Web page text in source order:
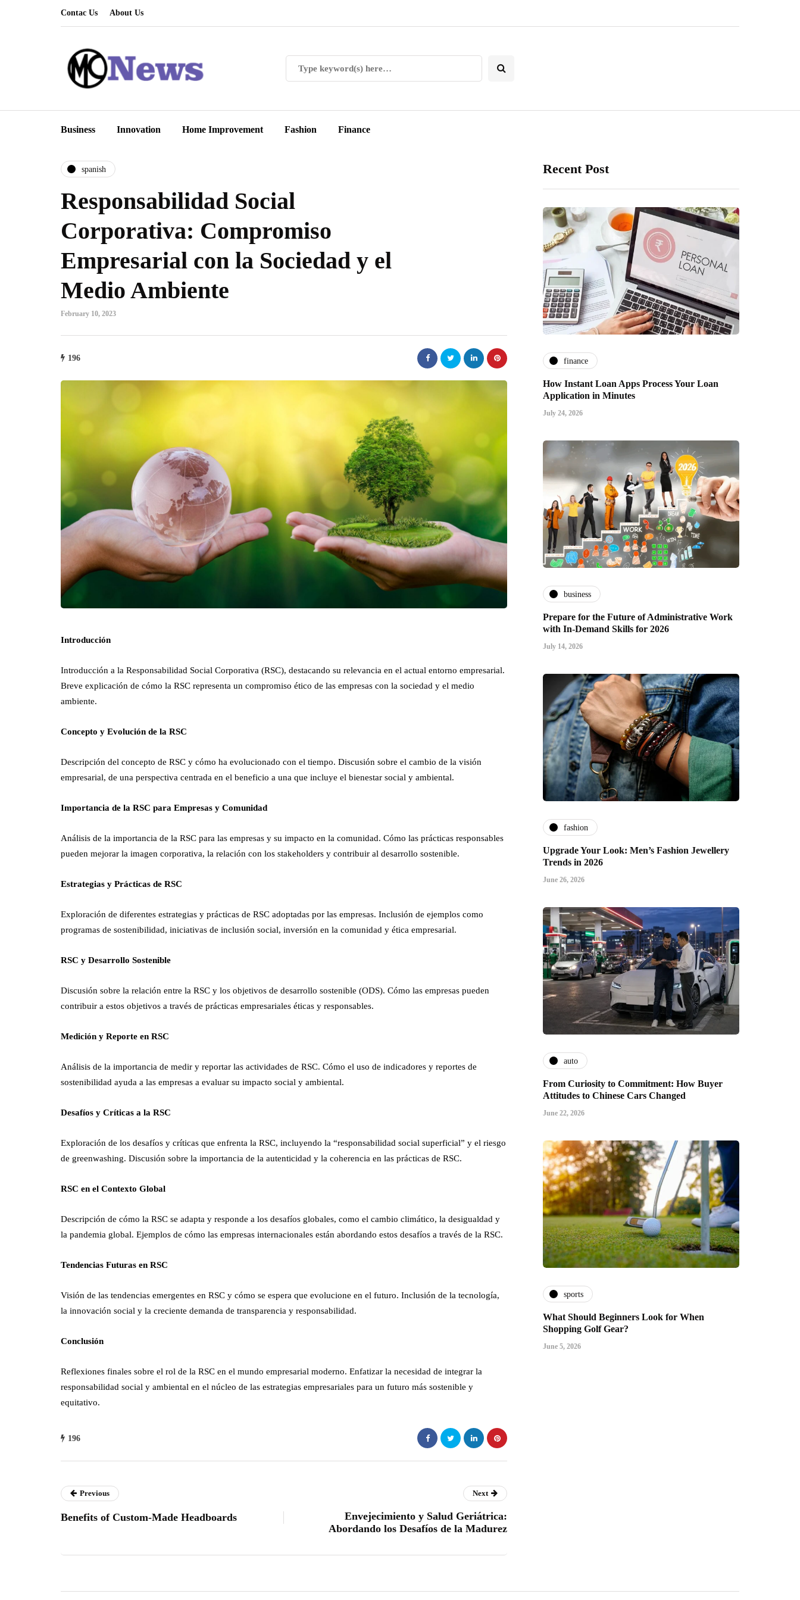
Contac Us About Us
Business Innovation Home Improvement Fashion Finance
spanish
Responsabilidad Social
Corporativa: Compromiso
Empresarial con la Sociedad y el
Medio Ambiente
February 10, 2023
196
Introducción
Introducción a la Responsabilidad Social Corporativa (RSC), destacando su relevancia en el actual entorno empresarial.
Breve explicación de cómo la RSC representa un compromiso ético de las empresas con la sociedad y el medio
ambiente.
Concepto y Evolución de la RSC
Descripción del concepto de RSC y cómo ha evolucionado con el tiempo. Discusión sobre el cambio de la visión
empresarial, de una perspectiva centrada en el beneficio a una que incluye el bienestar social y ambiental.
Importancia de la RSC para Empresas y Comunidad
Análisis de la importancia de la RSC para las empresas y su impacto en la comunidad. Cómo las prácticas responsables
pueden mejorar la imagen corporativa, la relación con los stakeholders y contribuir al desarrollo sostenible.
Estrategias y Prácticas de RSC
Exploración de diferentes estrategias y prácticas de RSC adoptadas por las empresas. Inclusión de ejemplos como
programas de sostenibilidad, iniciativas de inclusión social, inversión en la comunidad y ética empresarial.
RSC y Desarrollo Sostenible
Discusión sobre la relación entre la RSC y los objetivos de desarrollo sostenible (ODS). Cómo las empresas pueden
contribuir a estos objetivos a través de prácticas empresariales éticas y responsables.
Medición y Reporte en RSC
Análisis de la importancia de medir y reportar las actividades de RSC. Cómo el uso de indicadores y reportes de
sostenibilidad ayuda a las empresas a evaluar su impacto social y ambiental.
Desafíos y Críticas a la RSC
Exploración de los desafíos y críticas que enfrenta la RSC, incluyendo la “responsabilidad social superficial” y el riesgo
de greenwashing. Discusión sobre la importancia de la autenticidad y la coherencia en las prácticas de RSC.
RSC en el Contexto Global
Descripción de cómo la RSC se adapta y responde a los desafíos globales, como el cambio climático, la desigualdad y
la pandemia global. Ejemplos de cómo las empresas internacionales están abordando estos desafíos a través de la RSC.
Tendencias Futuras en RSC
Visión de las tendencias emergentes en RSC y cómo se espera que evolucione en el futuro. Inclusión de la tecnología,
la innovación social y la creciente demanda de transparencia y responsabilidad.
Conclusión
Reflexiones finales sobre el rol de la RSC en el mundo empresarial moderno. Enfatizar la necesidad de integrar la
responsabilidad social y ambiental en el núcleo de las estrategias empresariales para un futuro más sostenible y
equitativo.
196
Recent Post
finance
How Instant Loan Apps Process Your Loan
Application in Minutes
July 24, 2026
business
Prepare for the Future of Administrative Work
with In-Demand Skills for 2026
July 14, 2026
fashion
Upgrade Your Look: Men’s Fashion Jewellery
Trends in 2026
June 26, 2026
auto
From Curiosity to Commitment: How Buyer
Attitudes to Chinese Cars Changed
June 22, 2026
sports
What Should Beginners Look for When
Shopping Golf Gear?
June 5, 2026
Previous
Benefits of Custom-Made Headboards
Next
Envejecimiento y Salud Geriátrica:
Abordando los Desafíos de la Madurez